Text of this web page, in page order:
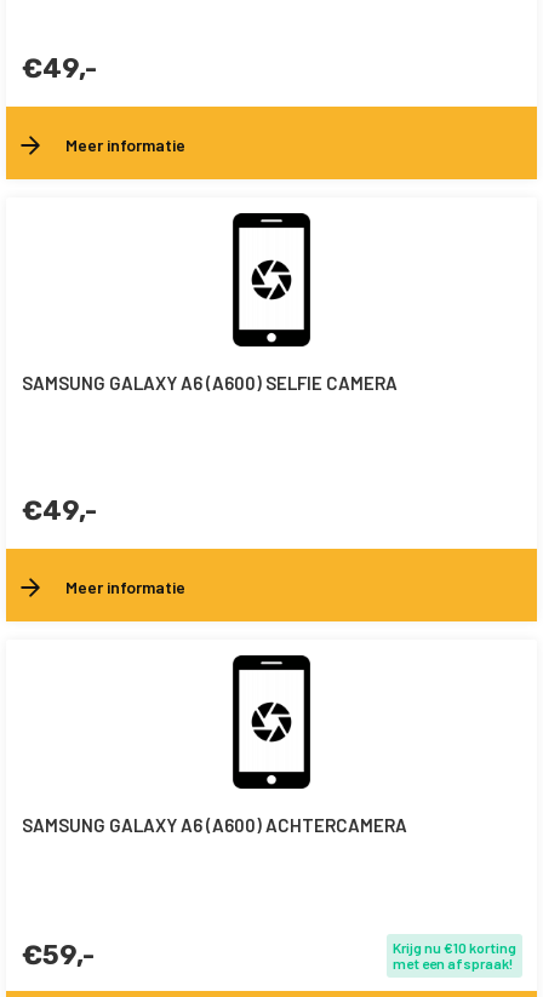
€49,-
Meer informatie
SAMSUNG GALAXY A6 (A600) SELFIE CAMERA
€49,-
Meer informatie
SAMSUNG GALAXY A6 (A600) ACHTERCAMERA
€59,-
Krijg nu €10 korting
met een afspraak!